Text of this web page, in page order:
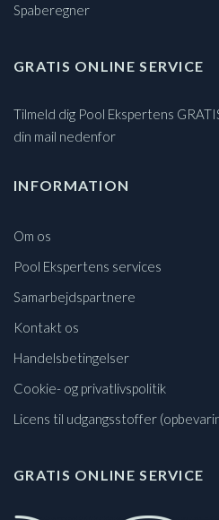
Spaberegner
GRATIS ONLINE SERVICE
Tilmeld dig Pool Ekspertens
din mail nedenfor
INFORMATION
Om os
Pool Ekspertens services
Samarbejdspartnere
Kontakt os
Handelsbetingelser
Cookie- og privatlivspolitik
Licens til udgangsstoffer
GRATIS ONLINE SERVICE